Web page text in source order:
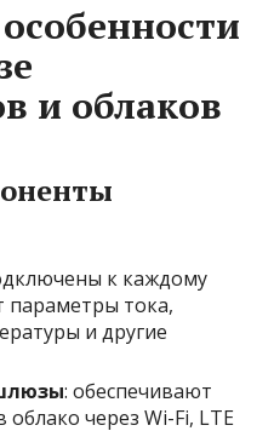
и облаков
к каждому
тока,
и другие
: обеспечивают
через Wi-Fi, LTE